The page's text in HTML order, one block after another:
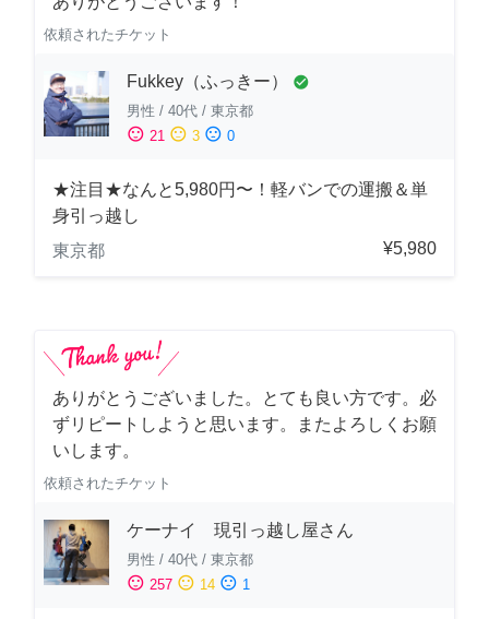
依頼されたチケット
Fukkey（ふっきー） check_circle
男性 / 40代 / 東京都
sentiment_satisfied 21 sentiment_neutral 3 sentiment_dissatisfied 0
★注目★なんと5,980円〜！軽バンでの運搬＆単
身引っ越し
東京都
¥5,980
ありがとうございました。とても良い方です。必
ずリピートしようと思います。またよろしくお願
いします。
依頼されたチケット
ケーナイ 現引っ越し屋さん
男性 / 40代 / 東京都
sentiment_satisfied 257 sentiment_neutral 14 sentiment_dissatisfied 1